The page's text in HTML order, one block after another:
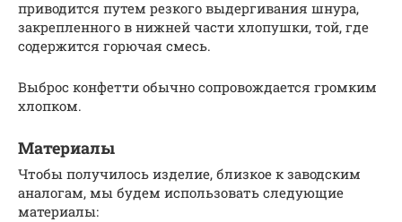
приводится путем резкого выдергивания шнура,
закрепленного в нижней части хлопушки, той, где
содержится горючая смесь.
Выброс конфетти обычно сопровождается громким
хлопком.
Материалы
Чтобы получилось изделие, близкое к заводским
аналогам, мы будем использовать следующие
материалы: